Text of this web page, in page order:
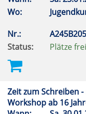
Wo:
Nr.:
A245B205
Status:
Plätze frei
Zeit zum Schreiben
Workshop ab 16